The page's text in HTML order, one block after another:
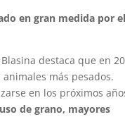
en gran medida por
destaca que en
más pesados.
en los próximos
de grano, mayores